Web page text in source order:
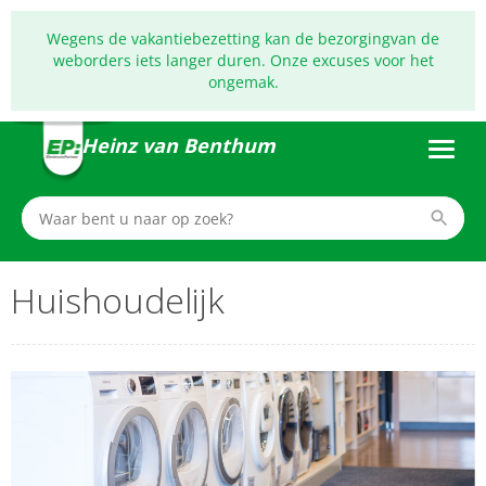
Wegens de vakantiebezetting kan de bezorgingvan de
weborders iets langer duren. Onze excuses voor het
ongemak.
Heinz van Benthum
Huishoudelijk